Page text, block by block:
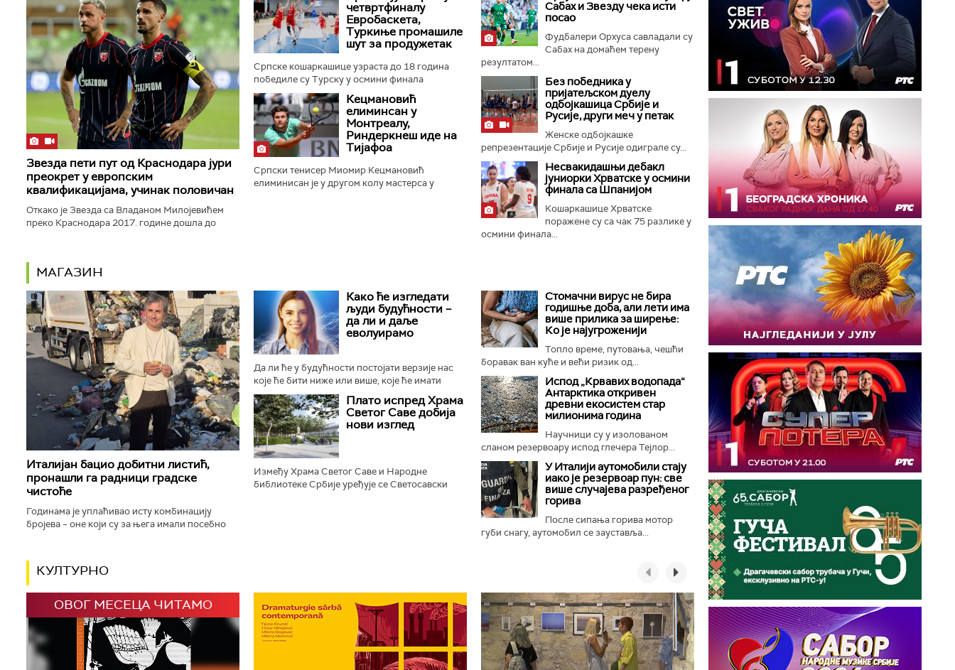
Звезда пети пут од Краснодара јури
преокрет у европским
квалификацијама, учинак половичан
Откако је Звезда са Владаном Милојевићем
преко Краснодара 2017. године дошла до
четвртфиналу
Евробаскета,
Туркиње промашиле
шут за продужетак
Српске кошаркашице узраста до 18 година
победиле су Турску у осмини финала
Евробаскета са 70:67 у Стокхолму...
Кецмановић
елиминсан у
Монтреалу,
Риндеркнеш иде на
Тијафоа
Српски тенисер Миомир Кецмановић
елиминисан је у другом колу мастерса у
Сабах и Звезду чека исти
посао
Фудбалери Орхуса савладали су
Сабах на домаћем терену
резултатом...
Без победника у
пријатељском дуелу
одбојкашица Србије и
Русије, други меч у петак
Женске одбојкашке
репрезентације Србије и Русије одиграле су...
Несвакидашњи дебакл
јуниорки Хрватске у осмини
финала са Шпанијом
Кошаркашице Хрватске
поражене су са чак 75 разлике у
осмини финала...
МАГАЗИН
Италијан бацио добитни листић,
пронашли га радници градске
чистоће
Годинама је уплаћивао исту комбинацију
бројева – оне који су за њега имали посебно
Како ће изгледати
људи будућности –
да ли и даље
еволуирамо
Да ли ће у будућности постојати верзије нас
које ће бити ниже или више, које ће имати
другачије особине или ће чак бити генетски
дизајниране према одређеним...Плато испред Храма
Светог Саве добија
нови изглед
Између Храма Светог Саве и Народне
библиотеке Србије уређује се Светосавски
Стомачни вирус не бира
годишње доба, али лети има
више прилика за ширење:
Ко је најугроженији
Топло време, путовања, чешћи
боравак ван куће и већи ризик од...
Испод „Крвавих водопада“
Антарктика откривен
древни екосистем стар
милионима година
Научници су у изолованом
сланом резервоару испод глечера Тејлор...
У Италији аутомобили стају
иако је резервоар пун: све
више случајева разређеног
горива
После сипања горива мотор
губи снагу, аутомобил се зауставља...
КУЛТУРНО
ОВОГ МЕСЕЦА ЧИТАМО